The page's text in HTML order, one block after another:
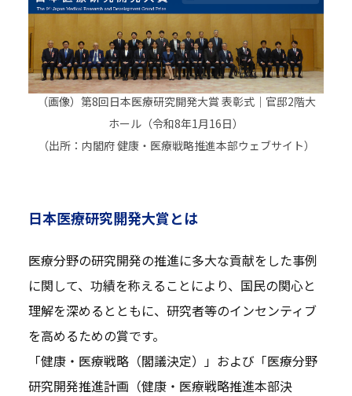
（画像）第8回日本医療研究開発大賞 表彰式｜官邸2階大
ホール（令和8年1月16日）
（出所：内閣府 健康・医療戦略推進本部ウェブサイト）
日本医療研究開発大賞とは
医療分野の研究開発の推進に多大な貢献をした事例
に関して、功績を称えることにより、国民の関心と
理解を深めるとともに、研究者等のインセンティブ
を高めるための賞です。
「健康・医療戦略（閣議決定）」および「医療分野
研究開発推進計画（健康・医療戦略推進本部決